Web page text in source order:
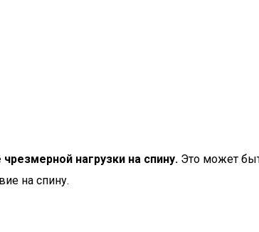
нагрузки на спину. Это может
на спину.